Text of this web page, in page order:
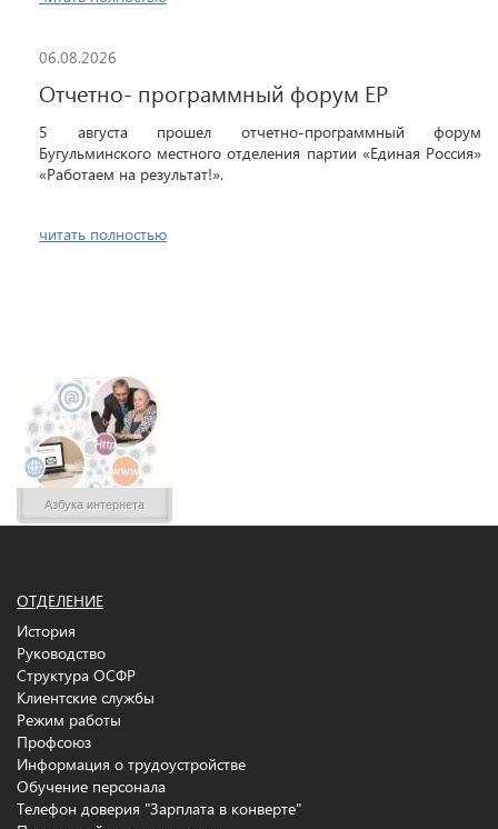
06.08.2026
Отчетно- программный форум ЕР
5 августа прошел отчетно-программный форум
Бугульминского местного отделения партии «Единая Россия»
«Работаем на результат!».
читать полностью
Азбука интернета
ОТДЕЛЕНИЕ
История
Руководство
Структура ОСФР
Клиентские службы
Режим работы
Профсоюз
Информация о трудоустройстве
Обучение персонала
Телефон доверия "Зарплата в конверте"